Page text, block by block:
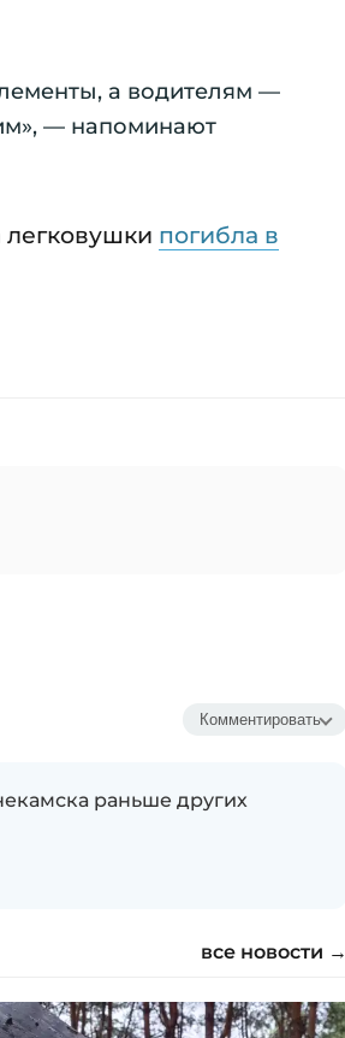
а водителям —
— напоминают
легковушки погибла в
Комментировать
раньше других
все новости →